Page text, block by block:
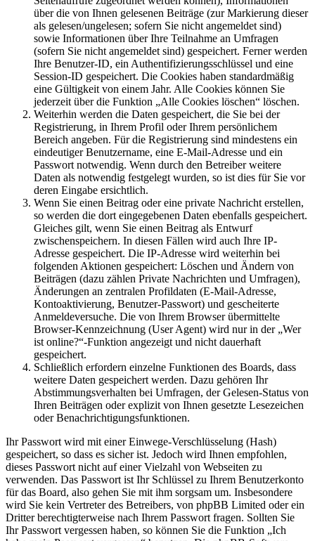
über die von Ihnen gelesenen Beiträge (zur Markierung dieser
als gelesen/ungelesen; sofern Sie nicht angemeldet sind)
sowie Informationen über Ihre Teilnahme an Umfragen
(sofern Sie nicht angemeldet sind) gespeichert. Ferner werden
Ihre Benutzer-ID, ein Authentifizierungsschlüssel und eine
Session-ID gespeichert. Die Cookies haben standardmäßig
eine Gültigkeit von einem Jahr. Alle Cookies können Sie
jederzeit über die Funktion „Alle Cookies löschen“ löschen.
Weiterhin werden die Daten gespeichert, die Sie bei der
Registrierung, in Ihrem Profil oder Ihrem persönlichem
Bereich angeben. Für die Registrierung sind mindestens ein
eindeutiger Benutzername, eine E-Mail-Adresse und ein
Passwort notwendig. Wenn durch den Betreiber weitere
Daten als notwendig festgelegt wurden, so ist dies für Sie vor
deren Eingabe ersichtlich.
Wenn Sie einen Beitrag oder eine private Nachricht erstellen,
so werden die dort eingegebenen Daten ebenfalls gespeichert.
Gleiches gilt, wenn Sie einen Beitrag als Entwurf
zwischenspeichern. In diesen Fällen wird auch Ihre IP-
Adresse gespeichert. Die IP-Adresse wird weiterhin bei
folgenden Aktionen gespeichert: Löschen und Ändern von
Beiträgen (dazu zählen Private Nachrichten und Umfragen),
Änderungen an zentralen Profildaten (E-Mail-Adresse,
Kontoaktivierung, Benutzer-Passwort) und gescheiterte
Anmeldeversuche. Die von Ihrem Browser übermittelte
Browser-Kennzeichnung (User Agent) wird nur in der „Wer
ist online?“-Funktion angezeigt und nicht dauerhaft
gespeichert.
Schließlich erfordern einzelne Funktionen des Boards, dass
weitere Daten gespeichert werden. Dazu gehören Ihr
Abstimmungsverhalten bei Umfragen, der Gelesen-Status von
Ihren Beiträgen oder explizit von Ihnen gesetzte Lesezeichen
oder Benachrichtigungsfunktionen.
Ihr Passwort wird mit einer Einwege-Verschlüsselung (Hash)
gespeichert, so dass es sicher ist. Jedoch wird Ihnen empfohlen,
dieses Passwort nicht auf einer Vielzahl von Webseiten zu
verwenden. Das Passwort ist Ihr Schlüssel zu Ihrem Benutzerkonto
für das Board, also gehen Sie mit ihm sorgsam um. Insbesondere
wird Sie kein Vertreter des Betreibers, von phpBB Limited oder ein
Dritter berechtigterweise nach Ihrem Passwort fragen. Sollten Sie
Ihr Passwort vergessen haben, so können Sie die Funktion „Ich